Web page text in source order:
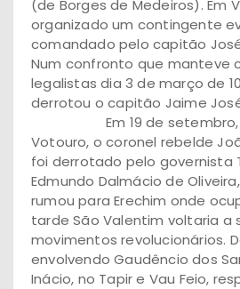
(de Borges de Medeiros). Em
organizado um contingente
comandado pelo capitão
Num confronto que manteve
legalistas dia 3 de março de
derrotou o capitão Jaime
Em 19 de setembro,
Votouro, o coronel rebelde
foi derrotado pelo governista
Edmundo Dalmácio de
rumou para Erechim onde
tarde São Valentim voltaria a
movimentos revolucionários.
envolvendo Gaudêncio dos
Inácio, no Tapir e Vau Feio,